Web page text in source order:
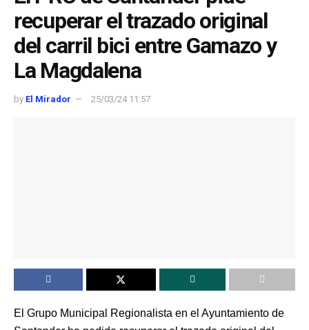
recuperar el trazado original
del carril bici entre Gamazo y
La Magdalena
by El Mirador 25/03/24 11:57
El Grupo Municipal Regionalista en el Ayuntamiento de